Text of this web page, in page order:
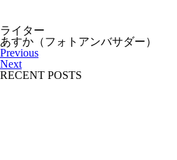
ライター
あすか（フォトアンバサダー）
Previous
Next
RECENT POSTS